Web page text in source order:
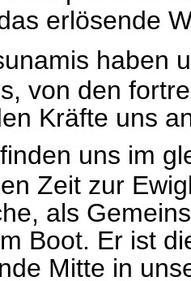
erlösende
haben
von den
Kräfte uns
uns im
Zeit zur
als
Boot. Er ist
Mitte in